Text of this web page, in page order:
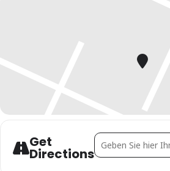
Get
Directions
Address - WE-